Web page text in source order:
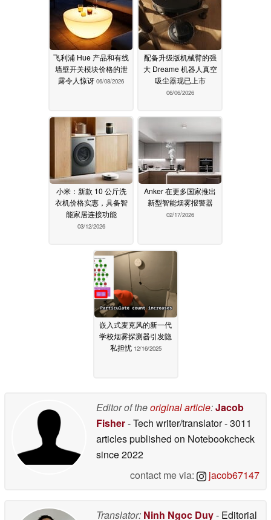
飞利浦 Hue 产品和有线
墙壁开关模块价格的泄
露令人惊讶 06/08/2026
配备升级版机械臂的强
大 Dreame 机器人真空
吸尘器现已上市
06/06/2026
小米：新款 10 公斤洗
衣机价格实惠，具备智
能家居连接功能
03/12/2026
Anker 在更多国家推出
新型智能烟雾报警器
02/17/2026
嵌入式麦克风的新一代
学校烟雾探测器引发隐
私担忧 12/16/2025
Editor of theoriginal article:Jacob
Fisher- Tech writer/translator- 3011
articles published on Notebookcheck
since 2022
contact me via:
jacob67147
Translator: Ninh Ngoc Duy- Editorial